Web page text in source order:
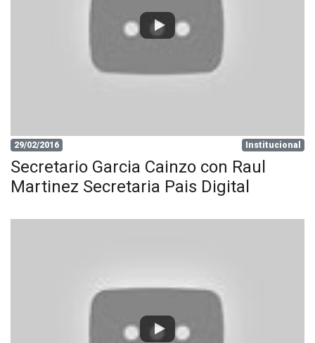
29/02/2016 Institucional
Secretario Garcia Cainzo con Raul
Martinez Secretaria Pais Digital